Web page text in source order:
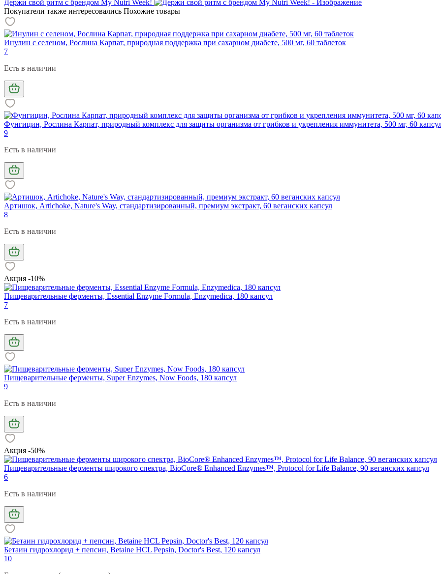
Держи свой ритм с брендом My Nutri Week!
Покупатели также интересовались Похожие товары
Инулин с селеном, Рослина Карпат, природная поддержка при сахарном диабете, 500 мг, 60 таблеток
7
Есть в наличии
Фунгицин, Рослина Карпат, природный комплекс для защиты организма от грибков и укрепления иммунитета, 500 мг, 60
9
Есть в наличии
Артишок, Artichoke, Nature's Way, стандартизированный, премиум экстракт, 60 веганских капсул
8
Есть в наличии
Акция -10%
Пищеварительные ферменты, Essential Enzyme Formula, Enzymedica, 180 капсул
7
Есть в наличии
Пищеварительные ферменты, Super Enzymes, Now Foods, 180 капсул
9
Есть в наличии
Акция -50%
Пищеварительные ферменты широкого спектра, BioCore® Enhanced Enzymes™, Protocol for Life Balance, 90 веганских капсул
6
Есть в наличии
Бетаин гидрохлорид + пепсин, Betaine HCL Pepsin, Doctor's Best, 120 капсул
10